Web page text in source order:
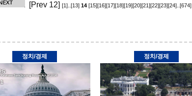
[Prev 12] [1] [13] 14 [15][16][17][18][19][20][21][22][23][24] [674]
정치/경제 정치/경제